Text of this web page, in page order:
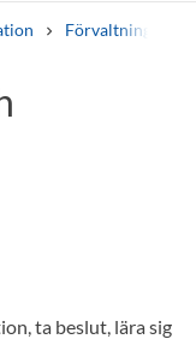
Förvaltningen
ta beslut, lära sig